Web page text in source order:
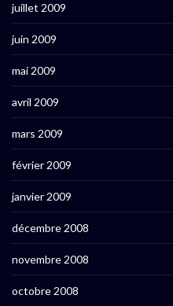
juillet 2009
juin 2009
mai 2009
avril 2009
mars 2009
février 2009
janvier 2009
décembre 2008
novembre 2008
octobre 2008